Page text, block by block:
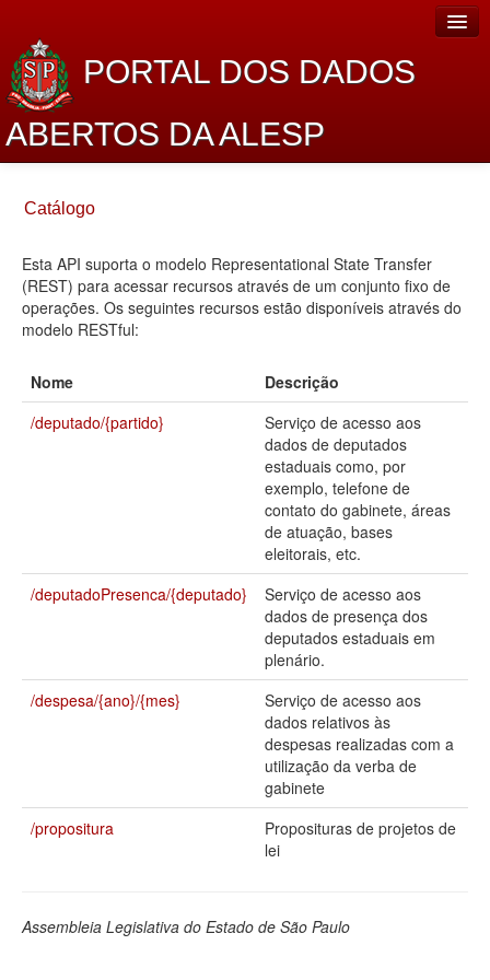
PORTAL DOS DADOS
ABERTOS DA ALESP
Sobre o projeto
Dados Abertos Alesp
Lei de Acesso à Informação
Planejamento
Catálogo de dados
Legislação
Perguntas frequentes
Catálogo
Esta API suporta o modelo Representational State Transfer
(REST) para acessar recursos através de um conjunto fixo de
operações. Os seguintes recursos estão disponíveis através do
modelo RESTful:
Nome
Descrição
/deputado/{partido}
Serviço de acesso aos
dados de deputados
estaduais como, por
exemplo, telefone de
contato do gabinete, áreas
de atuação, bases
eleitorais, etc.
/deputadoPresenca/{deputado}
Serviço de acesso aos
dados de presença dos
deputados estaduais em
plenário.
/despesa/{ano}/{mes}
Serviço de acesso aos
dados relativos às
despesas realizadas com a
utilização da verba de
gabinete
/propositura
Proposituras de projetos de
lei
Assembleia Legislativa do Estado de São Paulo